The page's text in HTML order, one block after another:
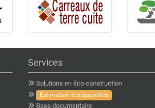
Services
Solutions en éco-construction
Estimation des quantités
Base documentaire